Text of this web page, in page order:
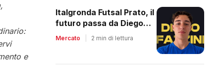
e
Italgronda Futsal Prato, il
futuro passa da Diego
Fazzini
Mercato 2 min di lettura